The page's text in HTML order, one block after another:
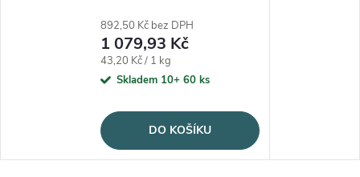
892,50 Kč bez DPH
1 079,93 Kč
Měrná cena:
43,20 Kč / 1 kg
Skladem 10+ 60 ks
DO KOŠÍKU